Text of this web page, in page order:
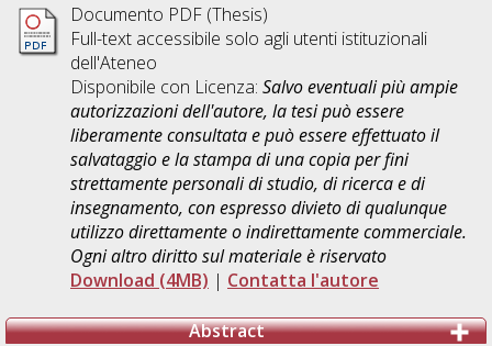
Documento PDF (Thesis)
Full-text accessibile solo agli utenti istituzionali
dell'Ateneo
Disponibile con Licenza: Salvo eventuali più ampie
autorizzazioni dell'autore, la tesi può essere
liberamente consultata e può essere effettuato il
salvataggio e la stampa di una copia per fini
strettamente personali di studio, di ricerca e di
insegnamento, con espresso divieto di qualunque
utilizzo direttamente o indirettamente commerciale.
Ogni altro diritto sul materiale è riservato
Download (4MB) | Contatta l'autore
Abstract